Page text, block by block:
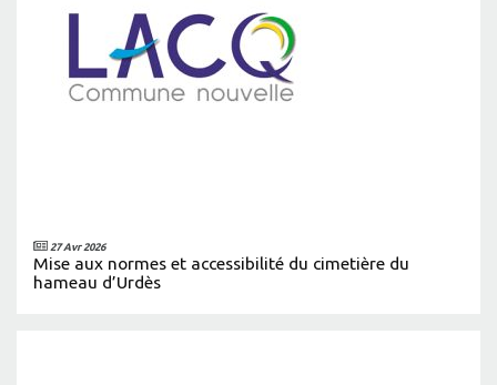
27 Avr 2026
Mise aux normes et accessibilité du cimetière du
hameau d’Urdès